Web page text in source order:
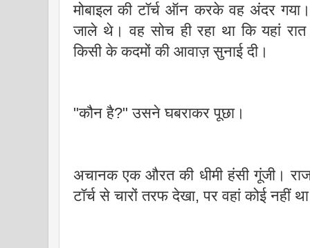
मोबाइल की टॉर्च ऑन करके वह अंदर
जाले थे। वह सोच ही रहा था कि यहां
किसी के कदमों की आवाज़ सुनाई दी।
"कौन है?" उसने घबराकर पूछा।
अचानक एक औरत की धीमी हंसी गूंजी।
टॉर्च से चारों तरफ देखा, पर वहां कोई नहीं